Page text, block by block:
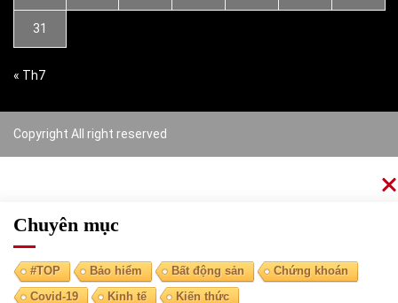
31
« Th7
Copyright All right reserved
Chuyên mục
#TOP Bảo hiểm Bất động sản
Chứng khoán
Covid-19
Kinh tế Kiến thức